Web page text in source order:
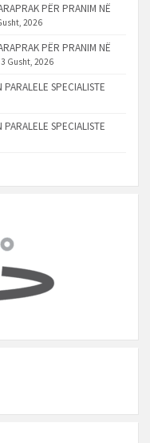
PËR PRANIM NË
2026
PËR PRANIM NË
3 Gusht, 2026
SPECIALISTE
SPECIALISTE